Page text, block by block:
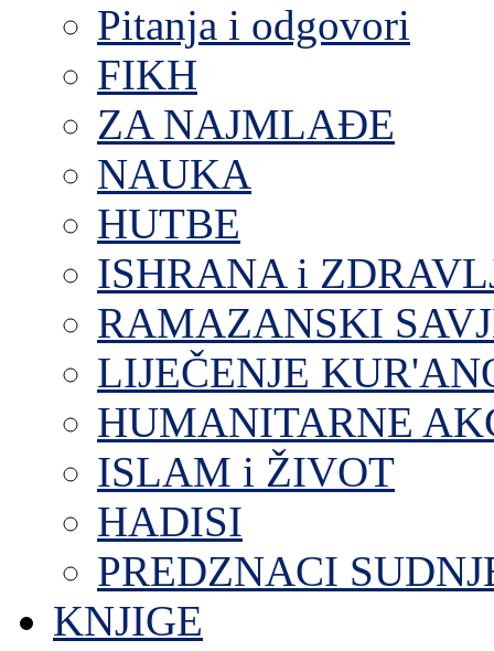
Pitanja i odgovori
FIKH
ZA NAJMLAĐE
NAUKA
HUTBE
ISHRANA i
RAMAZANSKI
LIJEČENJE
HUMANITARNE
ISLAM i ŽIVOT
HADISI
PREDZNACI
KNJIGE